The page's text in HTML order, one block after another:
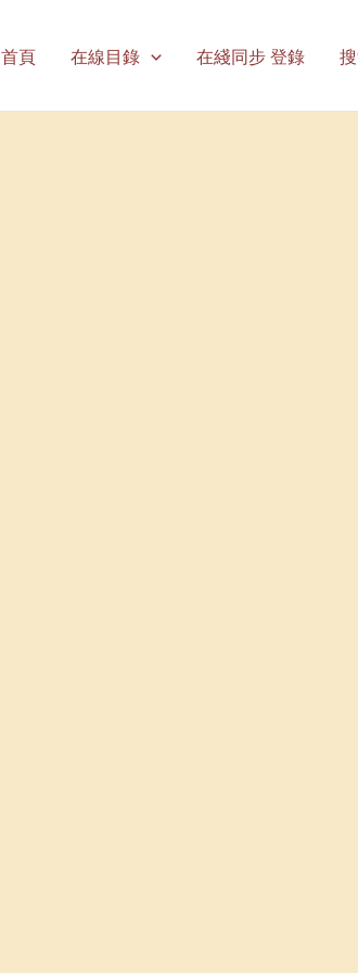
首頁 在線目錄 在綫同步 登錄